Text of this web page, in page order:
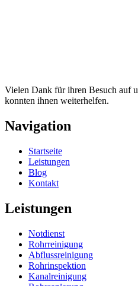
Vielen Dank für ihren Besuch auf
konnten ihnen weiterhelfen.
Navigation
Startseite
Leistungen
Blog
Kontakt
Leistungen
Notdienst
Rohrreinigung
Abflussreinigung
Rohrinspektion
Kanalreinigung